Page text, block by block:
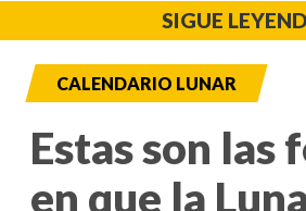
SIGUE
CALENDARIO LUNAR
Estas son las
en que la